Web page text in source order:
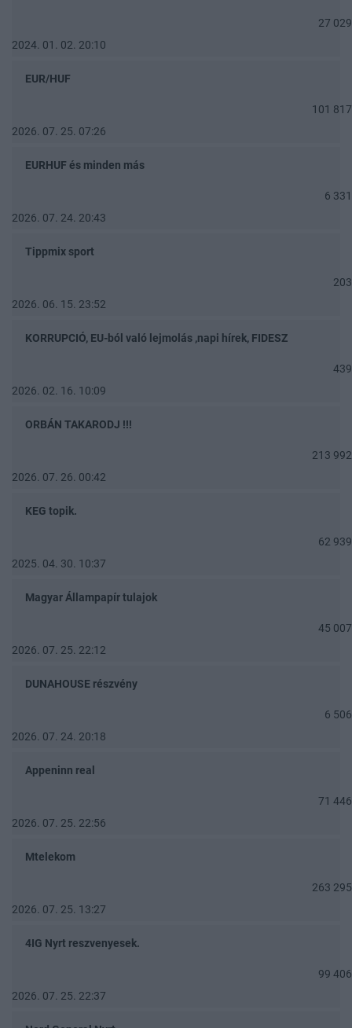
27 029
2024. 01. 02. 20:10
EUR/HUF
101 817
2026. 07. 25. 07:26
EURHUF és minden más
6 331
2026. 07. 24. 20:43
Tippmix sport
203
2026. 06. 15. 23:52
KORRUPCIÓ, EU-ból való lejmolás ,napi hírek, FIDESZ
439
2026. 02. 16. 10:09
ORBÁN TAKARODJ !!!
213 992
2026. 07. 26. 00:42
KEG topik.
62 939
2025. 04. 30. 10:37
Magyar Állampapír tulajok
45 007
2026. 07. 25. 22:12
DUNAHOUSE részvény
6 506
2026. 07. 24. 20:18
Appeninn real
71 446
2026. 07. 25. 22:56
Mtelekom
263 295
2026. 07. 25. 13:27
4IG Nyrt reszvenyesek.
99 406
2026. 07. 25. 22:37